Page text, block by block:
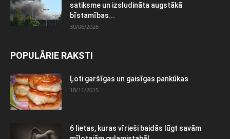
satiksme un izsludināta augstākā
bīstamības...
30/06/2026
POPULĀRIE RAKSTI
Ļoti garšīgas un gaisīgas pankūkas
18/11/2015
6 lietas, kuras vīrieši baidās lūgt savām